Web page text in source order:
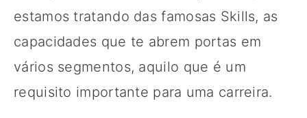
estamos tratando das famosas Skills, as
capacidades que te abrem portas em
vários segmentos, aquilo que é um
requisito importante para uma carreira.